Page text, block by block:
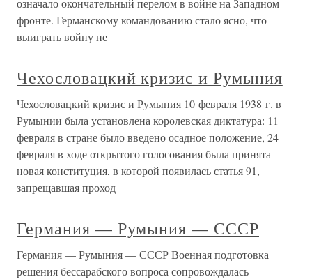
означало окончательный перелом в войне на Западном
фронте. Германскому командованию стало ясно, что
выиграть войну не
Чехословацкий кризис и Румыния
Чехословацкий кризис и Румыния 10 февраля 1938 г. в
Румынии была установлена королевская диктатура: 11
февраля в стране было введено осадное положение, 24
февраля в ходе открытого голосования была принята
новая конституция, в которой появилась статья 91,
запрещавшая проход
Германия — Румыния — СССР
Германия — Румыния — СССР Военная подготовка
решения бессарабского вопроса сопровождалась